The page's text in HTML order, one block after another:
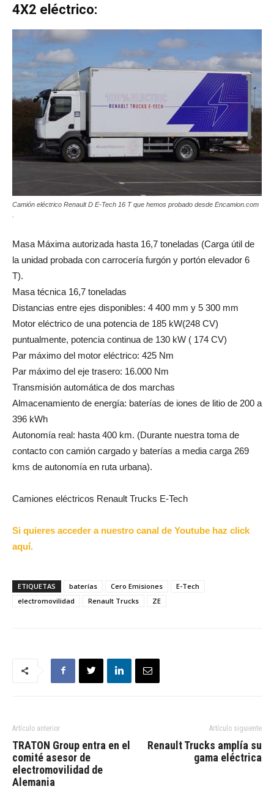
4X2 eléctrico:
Camión eléctrico Renault D E-Tech 16 T que hemos probado desde Encamion.com
Masa Máxima autorizada hasta 16,7 toneladas (Carga útil de
la unidad probada con carrocería furgón y portón elevador 6
T).
Masa técnica 16,7 toneladas
Distancias entre ejes disponibles: 4 400 mm y 5 300 mm
Motor eléctrico de una potencia de 185 kW(248 CV)
puntualmente, potencia continua de 130 kW ( 174 CV)
Par máximo del motor eléctrico: 425 Nm
Par máximo del eje trasero: 16.000 Nm
Transmisión automática de dos marchas
Almacenamiento de energía: baterías de iones de litio de 200 a
396 kWh
Autonomía real: hasta 400 km. (Durante nuestra toma de
contacto con camión cargado y baterías a media carga 269
kms de autonomía en ruta urbana).
Camiones eléctricos Renault Trucks E-Tech
Si quieres acceder a nuestro canal de Youtube haz click
aquí.
ETIQUETAS baterías Cero Emisiones
E-Tech
electromovilidad
Renault Trucks ZE
Artículo anterior
TRATON Group entra en el
comité asesor de
electromovilidad de
Alemania
Artículo siguiente
Renault Trucks amplía su
gama eléctrica